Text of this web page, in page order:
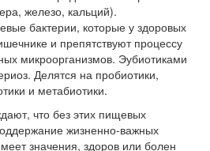
железо, кальций).
бактерии, которые у здоровых
и препятствуют процессу
микроорганизмов. Эубиотиками
Делятся на пробиотики,
и метабиотики.
что без этих пищевых
жизненно-важных
значения, здоров или болен